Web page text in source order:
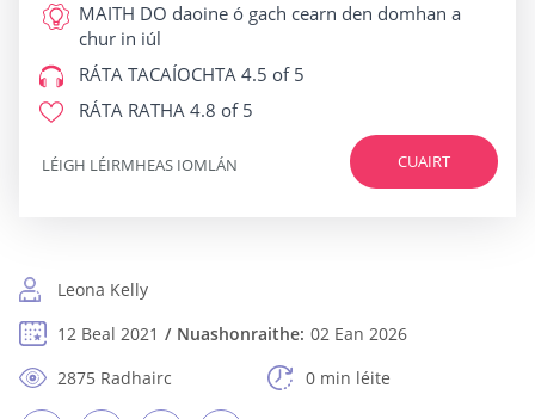
MAITH DO daoine ó gach cearn den domhan a
chur in iúl
RÁTA TACAÍOCHTA 4.5 of 5
RÁTA RATHA 4.8 of 5
CUAIRT
LÉIGH LÉIRMHEAS IOMLÁN
Leona Kelly
12 Beal 2021
Nuashonraithe: 02 Ean 2026
2875 Radhairc
0 min léite